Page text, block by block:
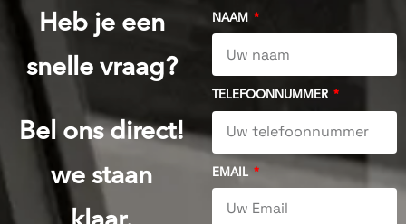
Heb je een
snelle vraag?
Bel ons direct!
we staan
NAAM
TELEFOONNUMMER
EMAIL